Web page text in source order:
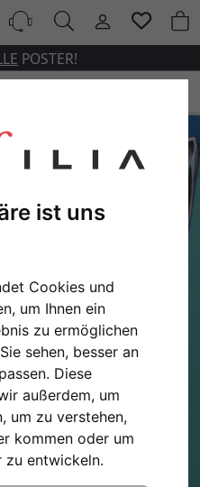
ist uns
Cookies und
um Ihnen ein
zu ermöglichen
sehen, besser an
Diese
außerdem, um
um zu verstehen,
kommen oder um
zu entwickeln.
POSTER!